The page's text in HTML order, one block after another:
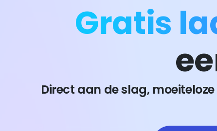
Gratis
Direct aan de slag,